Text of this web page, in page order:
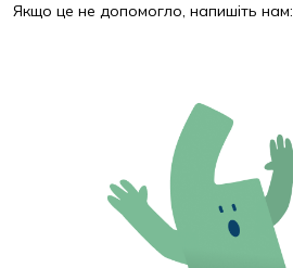
Якщо це не допомогло, напишіть нам: